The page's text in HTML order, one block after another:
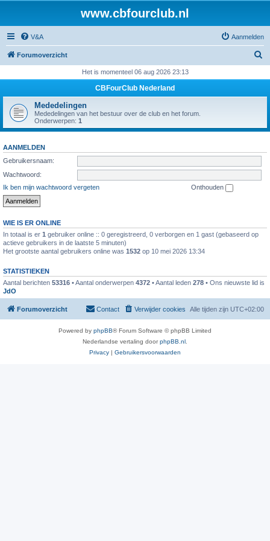
www.cbfourclub.nl
V&A Aanmelden
Forumoverzicht
k
Het is momenteel 06 aug 2026 23:13
CBFourClub Nederland
Mededelingen
Mededelingen van het bestuur over de club en het forum.
Onderwerpen: 1
AANMELDEN
Gebruikersnaam:
Wachtwoord:
Ik ben mijn wachtwoord vergeten
Onthouden
WIE IS ER ONLINE
In totaal is er 1 gebruiker online :: 0 geregistreerd, 0 verborgen en 1 gast (gebaseerd op
actieve gebruikers in de laatste 5 minuten)
Het grootste aantal gebruikers online was 1532 op 10 mei 2026 13:34
STATISTIEKEN
Aantal berichten 53316 • Aantal onderwerpen 4372 • Aantal leden 278 • Ons nieuwste lid is
JdO
Forumoverzicht Alle tijden zijn UTC+02:00
Verwijder cookies
Contact
Powered by phpBB® Forum Software © phpBB Limited
Nederlandse vertaling doorphpBB.nl
Privacy | Gebruikersvoorwaarden